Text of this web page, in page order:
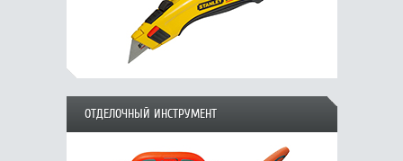
ОТДЕЛОЧНЫЙ ИНСТРУМЕНТ